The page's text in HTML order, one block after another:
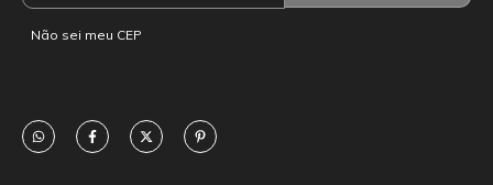
Não sei meu CEP